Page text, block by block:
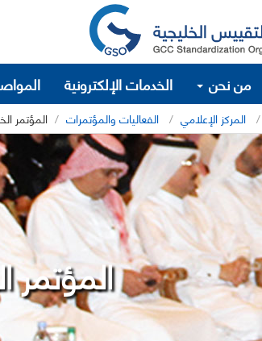
من نحن الخدمات الإلكترونية
المركز الإعلامي الفعاليات والمؤتمرات المؤتمر
المؤتمر